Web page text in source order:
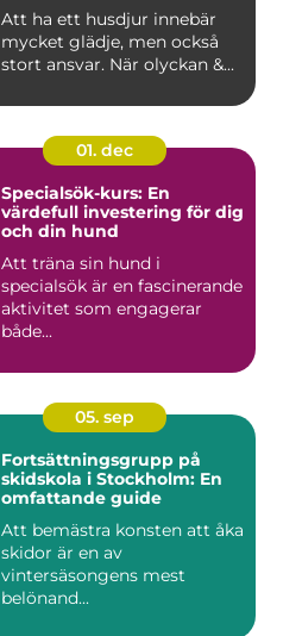
Att ha ett husdjur innebär
mycket glädje, men också
stort ansvar. När olyckan &...
01. dec
Specialsök-kurs: En
värdefull investering för dig
och din hund
Att träna sin hund i
specialsök är en fascinerande
aktivitet som engagerar
både...
05. sep
Fortsättningsgrupp på
skidskola i Stockholm: En
omfattande guide
Att bemästra konsten att åka
skidor är en av
vintersäsongens mest
belönand...